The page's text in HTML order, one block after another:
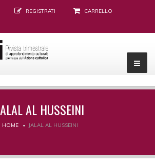
REGISTRATI CARRELLO
AL HUSSEINI
HOME JALAL AL HUSSEINI